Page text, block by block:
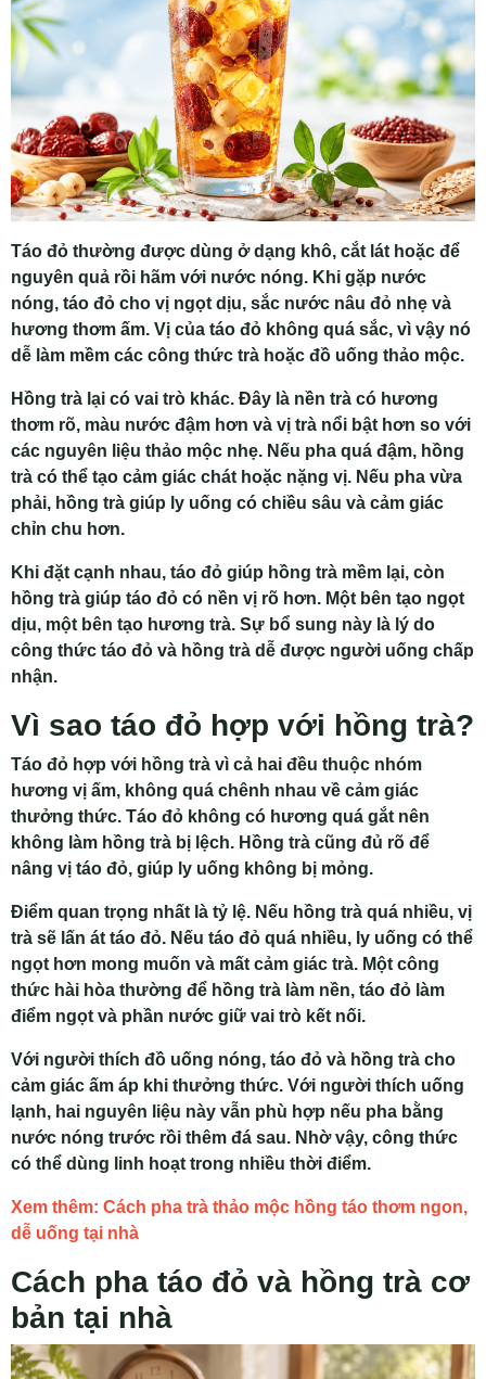
Táo đỏ thường được dùng ở dạng khô, cắt lát hoặc để
nguyên quả rồi hãm với nước nóng. Khi gặp nước
nóng, táo đỏ cho vị ngọt dịu, sắc nước nâu đỏ nhẹ và
hương thơm ấm. Vị của táo đỏ không quá sắc, vì vậy nó
dễ làm mềm các công thức trà hoặc đồ uống thảo mộc.
Hồng trà lại có vai trò khác. Đây là nền trà có hương
thơm rõ, màu nước đậm hơn và vị trà nổi bật hơn so với
các nguyên liệu thảo mộc nhẹ. Nếu pha quá đậm, hồng
trà có thể tạo cảm giác chát hoặc nặng vị. Nếu pha vừa
phải, hồng trà giúp ly uống có chiều sâu và cảm giác
chỉn chu hơn.
Khi đặt cạnh nhau, táo đỏ giúp hồng trà mềm lại, còn
hồng trà giúp táo đỏ có nền vị rõ hơn. Một bên tạo ngọt
dịu, một bên tạo hương trà. Sự bổ sung này là lý do
công thức táo đỏ và hồng trà dễ được người uống chấp
nhận.
Vì sao táo đỏ hợp với hồng trà?
Táo đỏ hợp với hồng trà vì cả hai đều thuộc nhóm
hương vị ấm, không quá chênh nhau về cảm giác
thưởng thức. Táo đỏ không có hương quá gắt nên
không làm hồng trà bị lệch. Hồng trà cũng đủ rõ để
nâng vị táo đỏ, giúp ly uống không bị mỏng.
Điểm quan trọng nhất là tỷ lệ. Nếu hồng trà quá nhiều, vị
trà sẽ lấn át táo đỏ. Nếu táo đỏ quá nhiều, ly uống có thể
ngọt hơn mong muốn và mất cảm giác trà. Một công
thức hài hòa thường để hồng trà làm nền, táo đỏ làm
điểm ngọt và phần nước giữ vai trò kết nối.
Với người thích đồ uống nóng, táo đỏ và hồng trà cho
cảm giác ấm áp khi thưởng thức. Với người thích uống
lạnh, hai nguyên liệu này vẫn phù hợp nếu pha bằng
nước nóng trước rồi thêm đá sau. Nhờ vậy, công thức
có thể dùng linh hoạt trong nhiều thời điểm.
Xem thêm: Cách pha trà thảo mộc hồng táo thơm ngon,
dễ uống tại nhà
Cách pha táo đỏ và hồng trà cơ
bản tại nhà